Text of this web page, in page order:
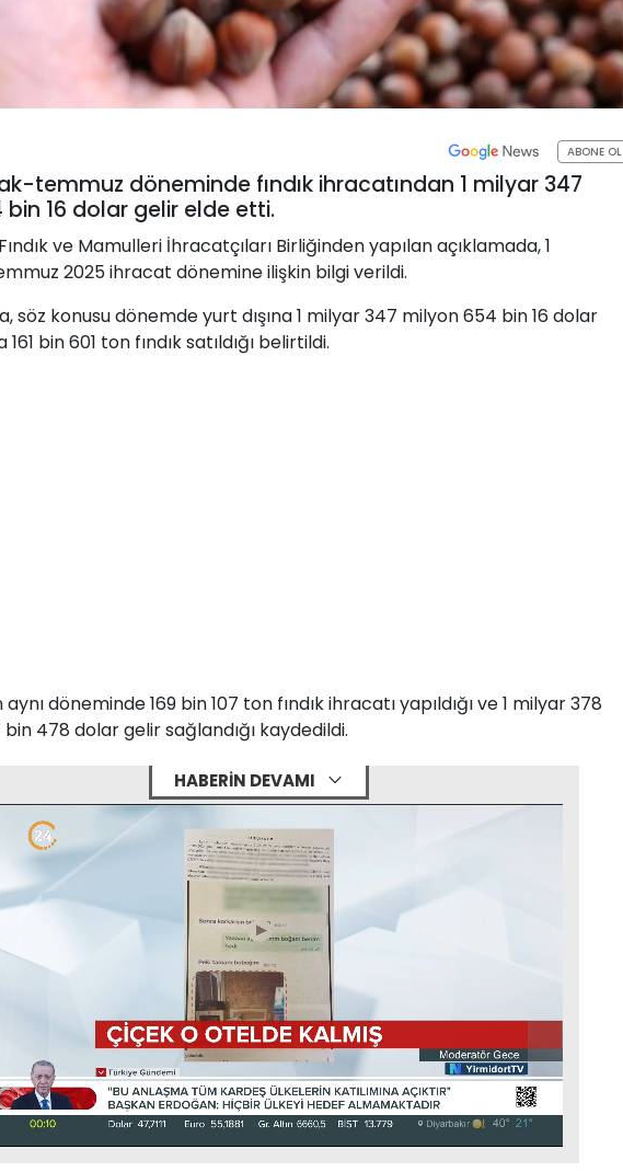
ABONE OL
temmuz döneminde fındık ihracatından 1 milyar 347
16 dolar gelir elde etti.
ve Mamulleri İhracatçıları Birliğinden yapılan açıklamada, 1
2025 ihracat dönemine ilişkin bilgi verildi.
söz konusu dönemde yurt dışına 1 milyar 347 milyon 654 bin 16 dolar
161 bin 601 ton fındık satıldığı belirtildi.
aynı döneminde 169 bin 107 ton fındık ihracatı yapıldığı ve 1 milyar 378
478 dolar gelir sağlandığı kaydedildi.
HABERİN DEVAMI
Stream